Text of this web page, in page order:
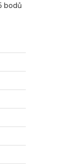
bodů